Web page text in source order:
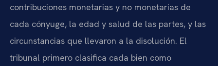
contribuciones monetarias y no monetarias de
cada cónyuge, la edad y salud de las partes, y las
circunstancias que llevaron a la disolución. El
tribunal primero clasifica cada bien como